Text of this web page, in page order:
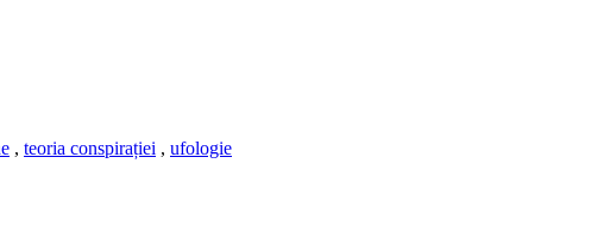
, teoria conspirației , ufologie